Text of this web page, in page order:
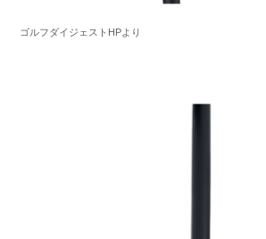
ゴルフダイジェストHPより